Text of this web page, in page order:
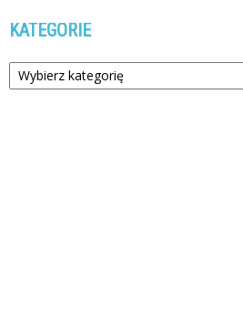
KATEGORIE
Kategorie